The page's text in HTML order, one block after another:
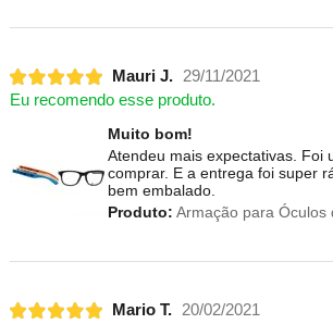
Mauri J. 29/11/2021
Eu recomendo esse produto.
Muito bom!
Atendeu mais expectativas. Foi
comprar. E a entrega foi super
bem embalado.
Produto: Armação para Óculos
Mario T. 20/02/2021